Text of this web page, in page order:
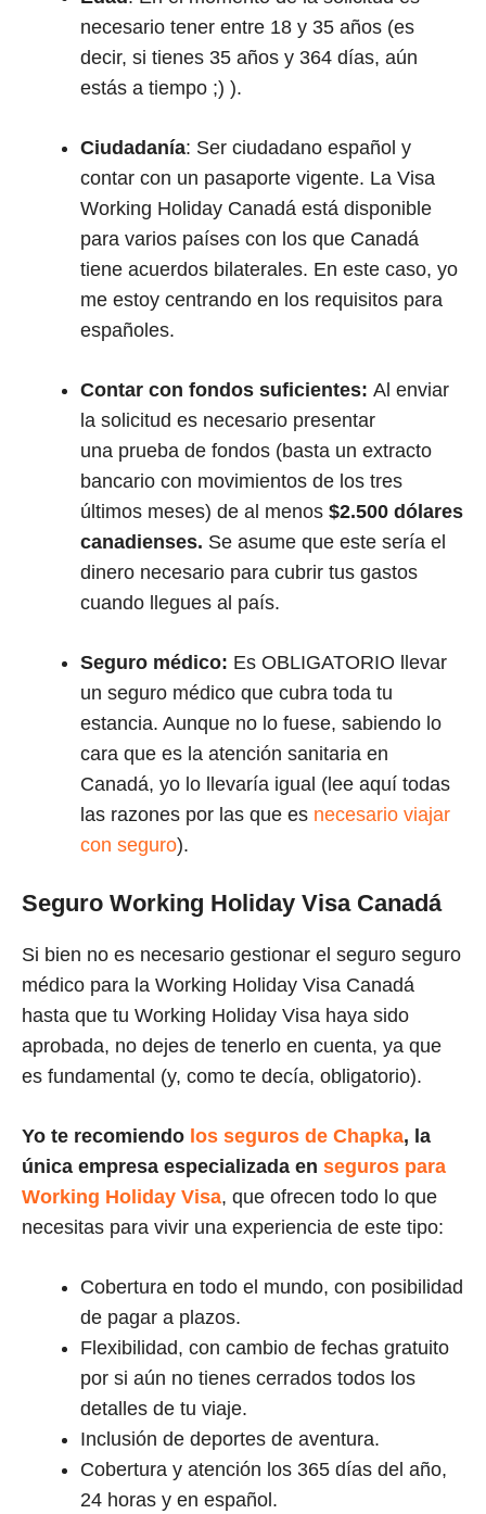
necesario tener entre 18 y 35 años (es
decir, si tienes 35 años y 364 días, aún
estás a tiempo ;) ).
Ciudadanía: Ser ciudadano español y
contar con un pasaporte vigente. La Visa
Working Holiday Canadá está disponible
para varios países con los que Canadá
tiene acuerdos bilaterales. En este caso, yo
me estoy centrando en los requisitos para
españoles.
Contar con fondos suficientes: Al enviar
la solicitud es necesario presentar
una prueba de fondos (basta un extracto
bancario con movimientos de los tres
últimos meses) de al menos $2.500 dólares
canadienses. Se asume que este sería el
dinero necesario para cubrir tus gastos
cuando llegues al país.
Seguro médico: Es OBLIGATORIO llevar
un seguro médico que cubra toda tu
estancia. Aunque no lo fuese, sabiendo lo
cara que es la atención sanitaria en
Canadá, yo lo llevaría igual (lee aquí todas
las razones por las que es necesario viajar
con seguro).
Seguro Working Holiday Visa Canadá
Si bien no es necesario gestionar el seguro seguro
médico para la Working Holiday Visa Canadá
hasta que tu Working Holiday Visa haya sido
aprobada, no dejes de tenerlo en cuenta, ya que
es fundamental (y, como te decía, obligatorio).
Yo te recomiendo los seguros de Chapka, la
única empresa especializada en seguros para
Working Holiday Visa, que ofrecen todo lo que
necesitas para vivir una experiencia de este tipo:
Cobertura en todo el mundo, con posibilidad
de pagar a plazos.
Flexibilidad, con cambio de fechas gratuito
por si aún no tienes cerrados todos los
detalles de tu viaje.
Inclusión de deportes de aventura.
Cobertura y atención los 365 días del año,
24 horas y en español.